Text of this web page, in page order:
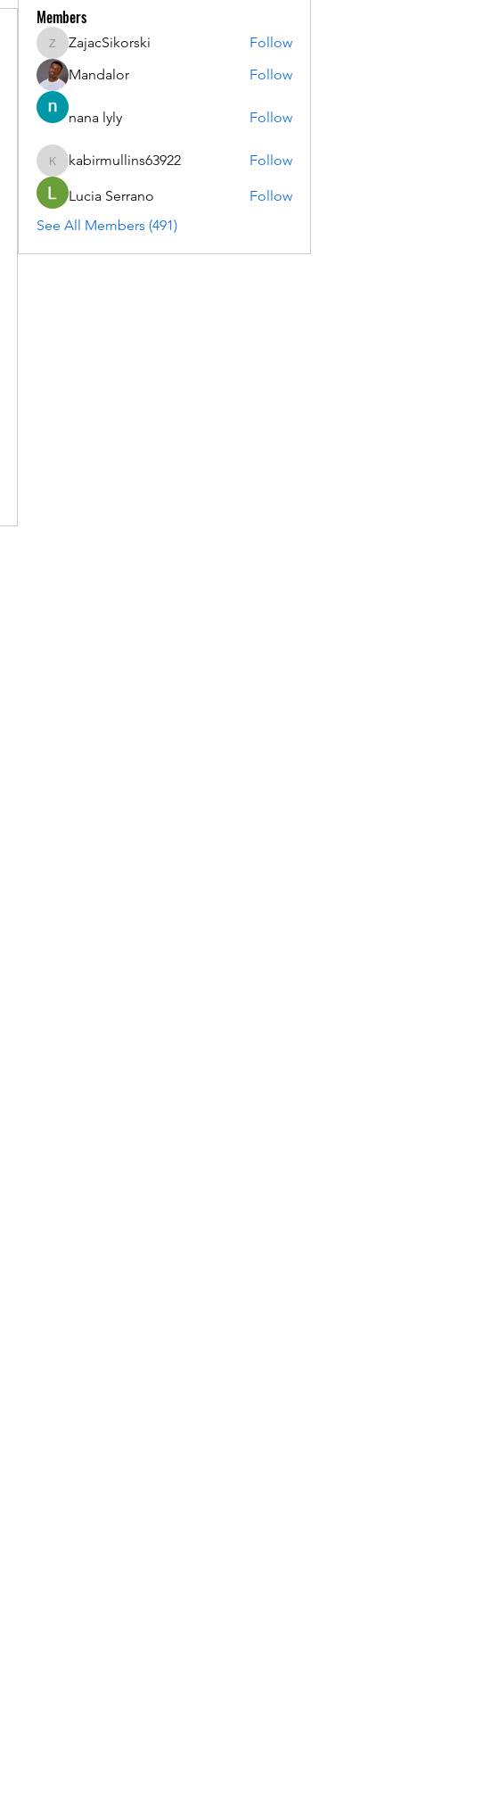
Members
ZajacSikorski
ZajacSikorski
Follow
Mandalor
Follow
nana lyly Follow
kabirmullins63922
kabirmullins63922 Follow
Lucia Serrano
Follow
See All Members (491)